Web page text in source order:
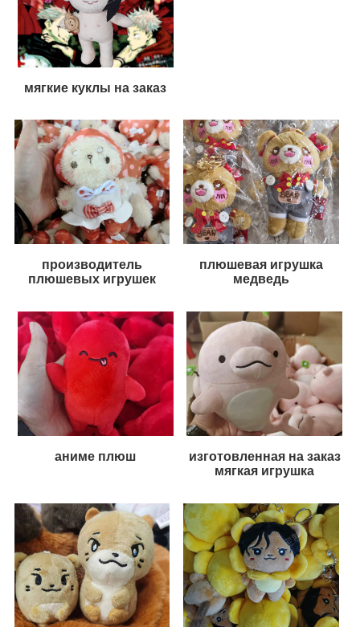
мягкие куклы на заказ
производитель
плюшевых игрушек
плюшевая игрушка
медведь
аниме плюш
изготовленная на заказ
мягкая игрушка